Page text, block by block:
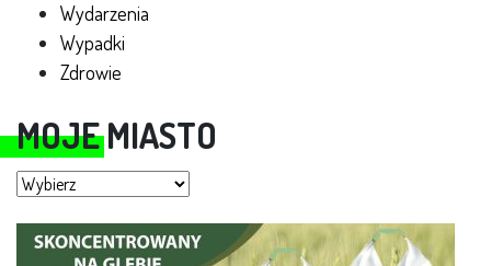
Wydarzenia
Wypadki
Zdrowie
MOJE MIASTO
Moje miasto